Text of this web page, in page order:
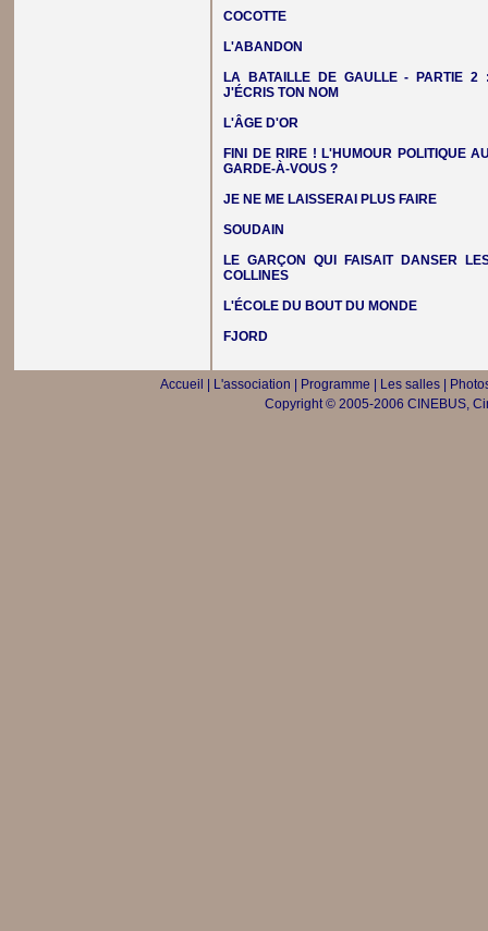
COCOTTE
L'ABANDON
LA BATAILLE DE GAULLE - PARTIE 2
J'ÉCRIS TON NOM
L'ÂGE D'OR
FINI DE RIRE ! L'HUMOUR POLITIQUE
GARDE-À-VOUS ?
JE NE ME LAISSERAI PLUS FAIRE
SOUDAIN
LE GARÇON QUI FAISAIT DANSER
COLLINES
L'ÉCOLE DU BOUT DU MONDE
FJORD
Accueil L'association Programme Les salles|
Copyright © 2005-2006 CINEBUS,